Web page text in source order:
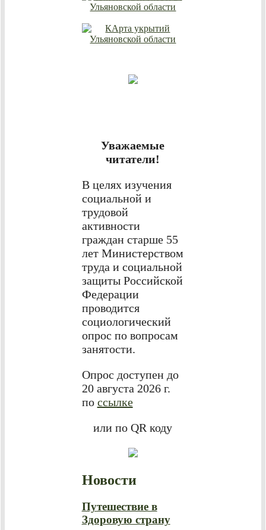
Уважаемые
читатели!
В целях изучения
социальной и
трудовой
активности
граждан старше 55
лет Министерством
труда и социальной
защиты Российской
Федерации
проводится
социологический
опрос по вопросам
занятости.
Опрос доступен до
20 августа 2026 г.
по ссылке
или по QR коду
Новости
Путешествие в
Здоровую страну